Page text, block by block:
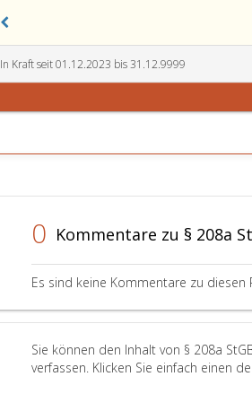
und
ist
wer
und
die
151,
Absatz
3,)
von
seinem
In Kraft seit 01.12.2023 bis 31.12.9999
0 Kommentare zu § 208a
Es sind keine Kommentare zu diesen
Sie können den Inhalt von § 208a
verfassen. Klicken Sie einfach einen